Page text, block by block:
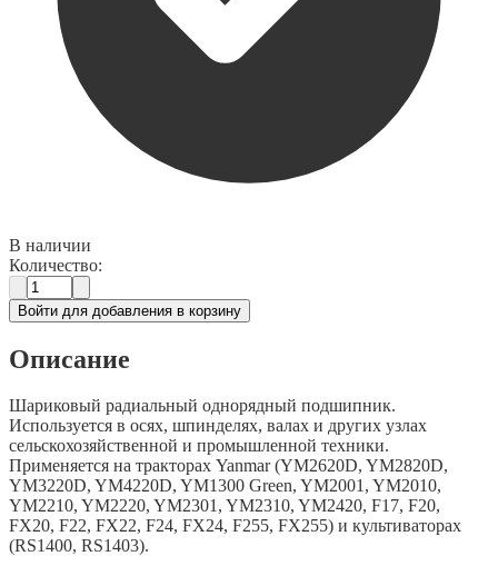
В наличии
Количество:
Войти для добавления в корзину
Описание
Шариковый радиальный однорядный подшипник.
Используется в осях, шпинделях, валах и других узлах
сельскохозяйственной и промышленной техники.
Применяется на тракторах Yanmar (YM2620D, YM2820D,
YM3220D, YM4220D, YM1300 Green, YM2001, YM2010,
YM2210, YM2220, YM2301, YM2310, YM2420, F17, F20,
FX20, F22, FX22, F24, FX24, F255, FX255) и культиваторах
(RS1400, RS1403).